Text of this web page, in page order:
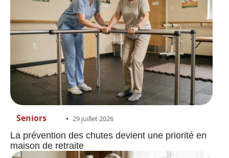
Seniors 29 juillet 2026
La prévention des chutes devient une priorité en
maison de retraite